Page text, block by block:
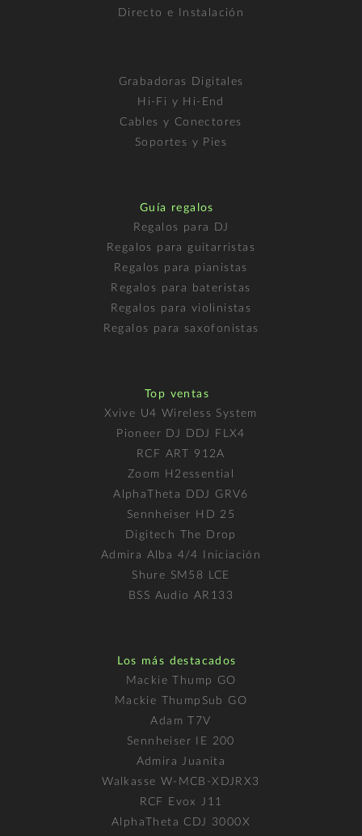
Directo e Instalación
Grabadoras Digitales
Hi-Fi y Hi-End
Cables y Conectores
Soportes y Pies
Guía regalos
Regalos para DJ
Regalos para guitarristas
Regalos para pianistas
Regalos para bateristas
Regalos para violinistas
Regalos para saxofonistas
Top ventas
Xvive U4 Wireless System
Pioneer DJ DDJ FLX4
RCF ART 912A
Zoom H2essential
AlphaTheta DDJ GRV6
Sennheiser HD 25
Digitech The Drop
Admira Alba 4/4 Iniciación
Shure SM58 LCE
BSS Audio AR133
Los más destacados
Mackie Thump GO
Mackie ThumpSub GO
Adam T7V
Sennheiser IE 200
Admira Juanita
Walkasse W-MCB-XDJRX3
RCF Evox J11
AlphaTheta CDJ 3000X